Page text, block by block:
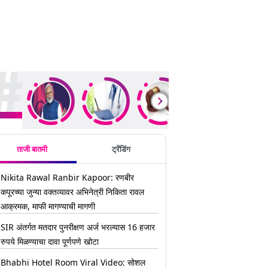
ताजी बातमी ट्रेंडिंग
Nikita Rawal Ranbir Kapoor: रणबीर
कपूरच्या जुन्या वक्तव्यावर अभिनेत्री निकिता रावल
आक्रमक, माफी मागण्याची मागणी
SIR अंतर्गत मतदार पुनरीक्षण अर्ज भरल्यास 16 हजार
रुपये मिळण्याचा दावा पूर्णपणे खोटा
Bhabhi Hotel Room Viral Video: सोशल